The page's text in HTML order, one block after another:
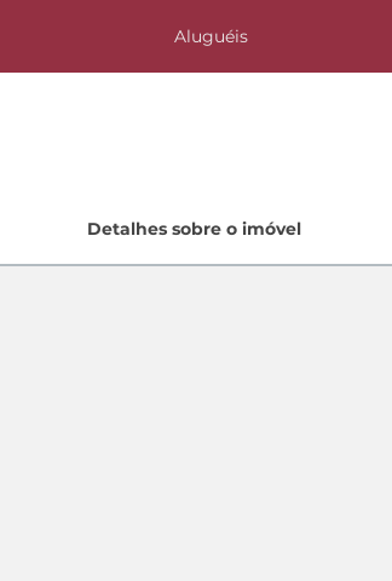
Aluguéis
Lançamentos
Detalhes sobre o imóvel